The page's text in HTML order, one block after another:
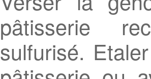
pâtisserie
sulfurisé.